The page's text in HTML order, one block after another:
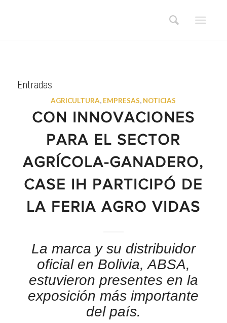
Entradas
AGRICULTURA, EMPRESAS, NOTICIAS
CON INNOVACIONES
PARA EL SECTOR
AGRÍCOLA-GANADERO,
CASE IH PARTICIPÓ DE
LA FERIA AGRO VIDAS
La marca y su distribuidor
oficial en Bolivia, ABSA,
estuvieron presentes en la
exposición más importante
del país.